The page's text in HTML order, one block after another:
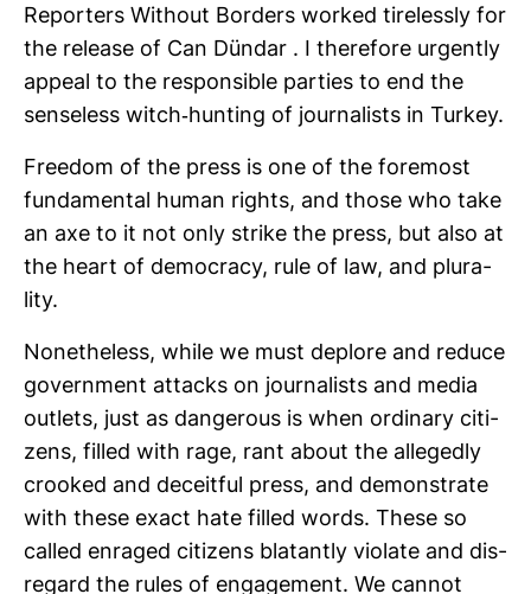
Repor­ters Wit­hout Bor­ders worked tire­lessly for
the release of Can Dündar . I the­re­fore urgently
appeal to the respon­sible par­ties to end the
sen­se­less witch-​hun­ting of jour­na­lists in Turkey.
Freedom of the press is one of the fore­most
fun­da­mental human rights, and those who take
an axe to it not only strike the press, but also at
the heart of democracy, rule of law, and plu­ra­
lity.
None­theless, while we must deplore and reduce
govern­ment attacks on jour­na­lists and media
out­lets, just as dan­ge­rous is when ordi­nary citi­
zens, filled with rage, rant about the alle­gedly
crooked and deceitful press, and demons­trate
with these exact hate filled words. These so
called enraged citi­zens bla­tantly vio­late and dis­
re­gard the rules of enga­ge­ment. We cannot